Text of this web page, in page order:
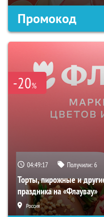
Промокод
-20%
04:49:16 Получили:6
Торты, пирожные и
праздника на «Флаувау»
Россия